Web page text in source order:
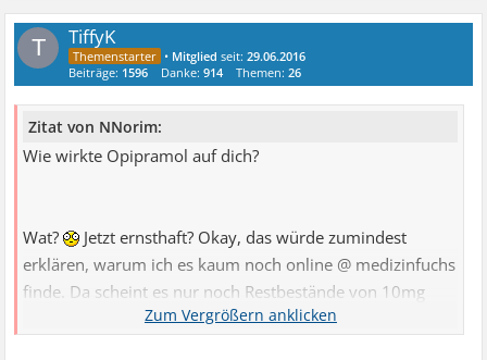
T TiffyK
• Mitglied seit:29.06.2016
Beiträge: 1596 Danke:914 Themen:26
Zitat von NNorim:
Wie wirkte Opipramol auf dich?
Wat?
Jetzt ernsthaft? Okay, das würde zumindest
erklären, warum ich es kaum noch online @ medizinfuchs
finde. Da scheint es nur noch Restbestände von 10mg
Pastillen zu geben. Unfassbar! Gab es denn wenigstens